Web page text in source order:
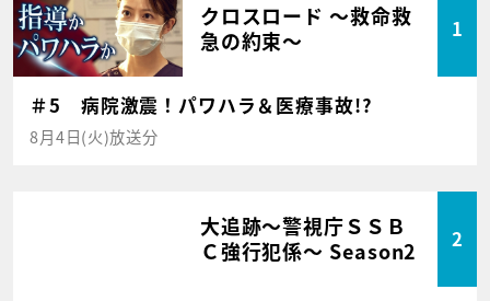
クロスロード ～救命救
急の約束～
1
＃5 病院激震！パワハラ＆医療事故!?
8月4日(火)放送分
大追跡～警視庁ＳＳＢ
Ｃ強行犯係～ Season2
2